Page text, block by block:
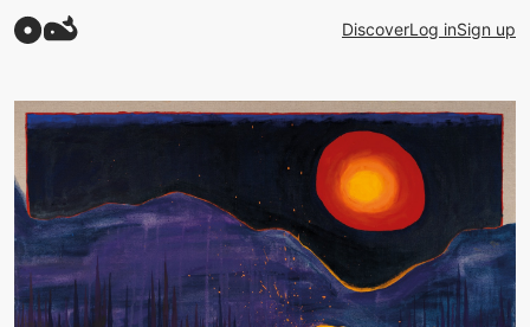
DiscoverLog inSign up